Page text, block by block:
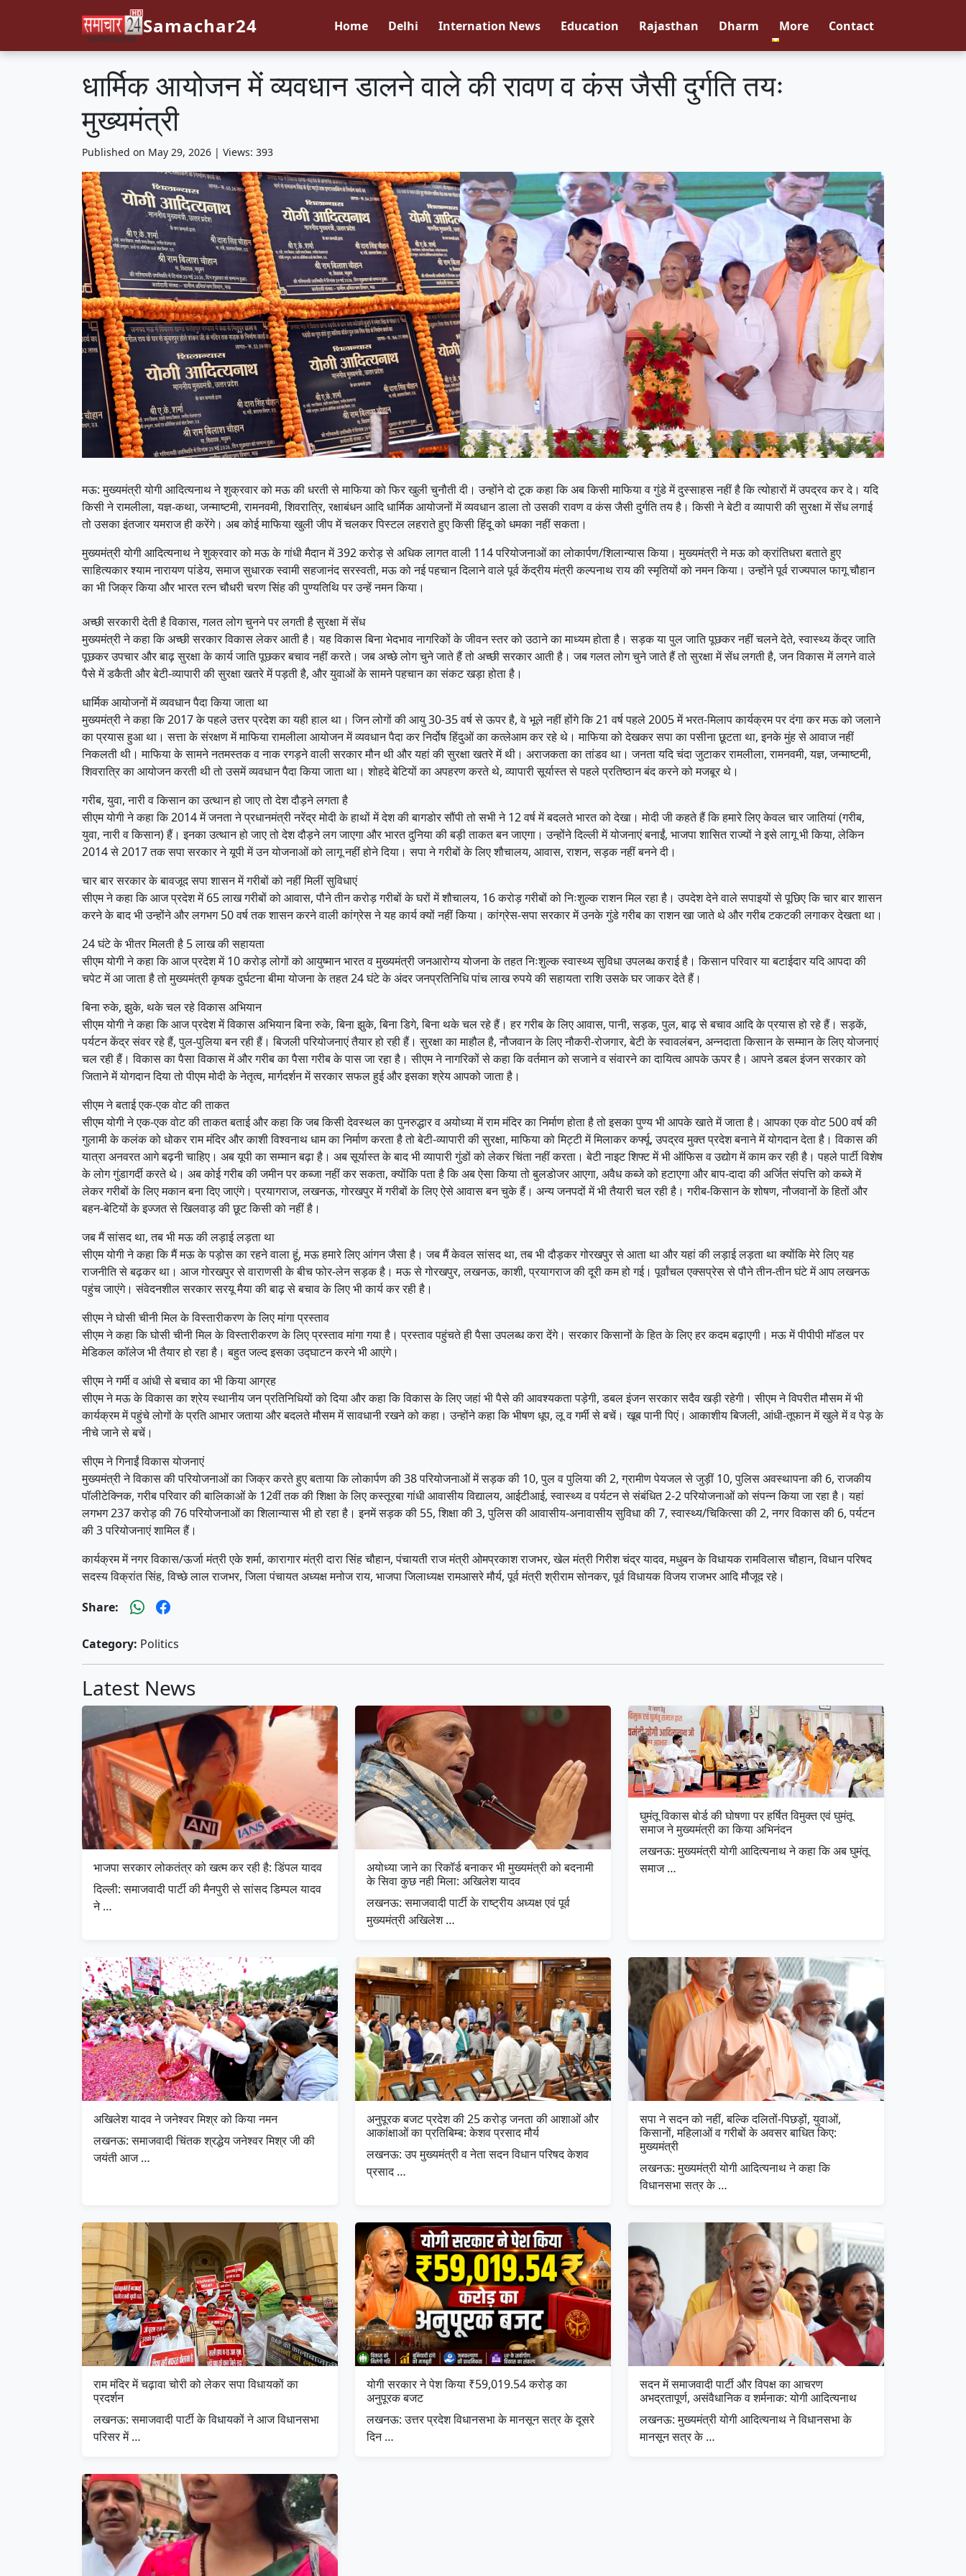
Samachar24 Home Delhi Internation News Education Rajasthan Dharm More Contact
धार्मिक आयोजन में व्यवधान डालने वाले की रावण व कंस जैसी दुर्गति तयः
मुख्यमंत्री
Published on May 29, 2026 | Views: 393
मऊ: मुख्यमंत्री योगी आदित्यनाथ ने शुक्रवार को मऊ की धरती से माफिया को फिर खुली चुनौती दी। उन्होंने दो टूक कहा कि अब किसी माफिया व गुंडे में दुस्साहस नहीं है कि त्योहारों में उपद्रव कर दे। यदि
किसी ने रामलीला, यज्ञ-कथा, जन्माष्टमी, रामनवमी, शिवरात्रि, रक्षाबंधन आदि धार्मिक आयोजनों में व्यवधान डाला तो उसकी रावण व कंस जैसी दुर्गति तय है। किसी ने बेटी व व्यापारी की सुरक्षा में सेंध लगाई
तो उसका इंतजार यमराज ही करेंगे। अब कोई माफिया खुली जीप में चलकर पिस्टल लहराते हुए किसी हिंदू को धमका नहीं सकता।
मुख्यमंत्री योगी आदित्यनाथ ने शुक्रवार को मऊ के गांधी मैदान में 392 करोड़ से अधिक लागत वाली 114 परियोजनाओं का लोकार्पण/शिलान्यास किया। मुख्यमंत्री ने मऊ को क्रांतिधरा बताते हुए
साहित्यकार श्याम नारायण पांडेय, समाज सुधारक स्वामी सहजानंद सरस्वती, मऊ को नई पहचान दिलाने वाले पूर्व केंद्रीय मंत्री कल्पनाथ राय की स्मृतियों को नमन किया। उन्होंने पूर्व राज्यपाल फागू चौहान
का भी जिक्र किया और भारत रत्न चौधरी चरण सिंह की पुण्यतिथि पर उन्हें नमन किया।
अच्छी सरकारी देती है विकास, गलत लोग चुनने पर लगती है सुरक्षा में सेंध
मुख्यमंत्री ने कहा कि अच्छी सरकार विकास लेकर आती है। यह विकास बिना भेदभाव नागरिकों के जीवन स्तर को उठाने का माध्यम होता है। सड़क या पुल जाति पूछकर नहीं चलने देते, स्वास्थ्य केंद्र जाति
पूछकर उपचार और बाढ़ सुरक्षा के कार्य जाति पूछकर बचाव नहीं करते। जब अच्छे लोग चुने जाते हैं तो अच्छी सरकार आती है। जब गलत लोग चुने जाते हैं तो सुरक्षा में सेंध लगती है, जन विकास में लगने वाले
पैसे में डकैती और बेटी-व्यापारी की सुरक्षा खतरे में पड़ती है, और युवाओं के सामने पहचान का संकट खड़ा होता है।
धार्मिक आयोजनों में व्यवधान पैदा किया जाता था
मुख्यमंत्री ने कहा कि 2017 के पहले उत्तर प्रदेश का यही हाल था। जिन लोगों की आयु 30-35 वर्ष से ऊपर है, वे भूले नहीं होंगे कि 21 वर्ष पहले 2005 में भरत-मिलाप कार्यक्रम पर दंगा कर मऊ को जलाने
का प्रयास हुआ था। सत्ता के संरक्षण में माफिया रामलीला आयोजन में व्यवधान पैदा कर निर्दोष हिंदुओं का कत्लेआम कर रहे थे। माफिया को देखकर सपा का पसीना छूटता था, इनके मुंह से आवाज नहीं
निकलती थी। माफिया के सामने नतमस्तक व नाक रगड़ने वाली सरकार मौन थी और यहां की सुरक्षा खतरे में थी। अराजकता का तांडव था। जनता यदि चंदा जुटाकर रामलीला, रामनवमी, यज्ञ, जन्माष्टमी,
शिवरात्रि का आयोजन करती थी तो उसमें व्यवधान पैदा किया जाता था। शोहदे बेटियों का अपहरण करते थे, व्यापारी सूर्यास्त से पहले प्रतिष्ठान बंद करने को मजबूर थे।
गरीब, युवा, नारी व किसान का उत्थान हो जाए तो देश दौड़ने लगता है
सीएम योगी ने कहा कि 2014 में जनता ने प्रधानमंत्री नरेंद्र मोदी के हाथों में देश की बागडोर सौंपी तो सभी ने 12 वर्ष में बदलते भारत को देखा। मोदी जी कहते हैं कि हमारे लिए केवल चार जातियां (गरीब,
युवा, नारी व किसान) हैं। इनका उत्थान हो जाए तो देश दौड़ने लग जाएगा और भारत दुनिया की बड़ी ताकत बन जाएगा। उन्होंने दिल्ली में योजनाएं बनाईं, भाजपा शासित राज्यों ने इसे लागू भी किया, लेकिन
2014 से 2017 तक सपा सरकार ने यूपी में उन योजनाओं को लागू नहीं होने दिया। सपा ने गरीबों के लिए शौचालय, आवास, राशन, सड़क नहीं बनने दी।
चार बार सरकार के बावजूद सपा शासन में गरीबों को नहीं मिलीं सुविधाएं
सीएम ने कहा कि आज प्रदेश में 65 लाख गरीबों को आवास, पौने तीन करोड़ गरीबों के घरों में शौचालय, 16 करोड़ गरीबों को निःशुल्क राशन मिल रहा है। उपदेश देने वाले सपाइयों से पूछिए कि चार बार शासन
करने के बाद भी उन्होंने और लगभग 50 वर्ष तक शासन करने वाली कांग्रेस ने यह कार्य क्यों नहीं किया। कांग्रेस-सपा सरकार में उनके गुंडे गरीब का राशन खा जाते थे और गरीब टकटकी लगाकर देखता था।
24 घंटे के भीतर मिलती है 5 लाख की सहायता
सीएम योगी ने कहा कि आज प्रदेश में 10 करोड़ लोगों को आयुष्मान भारत व मुख्यमंत्री जनआरोग्य योजना के तहत निःशुल्क स्वास्थ्य सुविधा उपलब्ध कराई है। किसान परिवार या बटाईदार यदि आपदा की
चपेट में आ जाता है तो मुख्यमंत्री कृषक दुर्घटना बीमा योजना के तहत 24 घंटे के अंदर जनप्रतिनिधि पांच लाख रुपये की सहायता राशि उसके घर जाकर देते हैं।
बिना रुके, झुके, थके चल रहे विकास अभियान
सीएम योगी ने कहा कि आज प्रदेश में विकास अभियान बिना रुके, बिना झुके, बिना डिगे, बिना थके चल रहे हैं। हर गरीब के लिए आवास, पानी, सड़क, पुल, बाढ़ से बचाव आदि के प्रयास हो रहे हैं। सड़कें,
पर्यटन केंद्र संवर रहे हैं, पुल-पुलिया बन रही हैं। बिजली परियोजनाएं तैयार हो रही हैं। सुरक्षा का माहौल है, नौजवान के लिए नौकरी-रोजगार, बेटी के स्वावलंबन, अन्नदाता किसान के सम्मान के लिए योजनाएं
चल रही हैं। विकास का पैसा विकास में और गरीब का पैसा गरीब के पास जा रहा है। सीएम ने नागरिकों से कहा कि वर्तमान को सजाने व संवारने का दायित्व आपके ऊपर है। आपने डबल इंजन सरकार को
जिताने में योगदान दिया तो पीएम मोदी के नेतृत्व, मार्गदर्शन में सरकार सफल हुई और इसका श्रेय आपको जाता है।
सीएम ने बताई एक-एक वोट की ताकत
सीएम योगी ने एक-एक वोट की ताकत बताई और कहा कि जब किसी देवस्थल का पुनरुद्धार व अयोध्या में राम मंदिर का निर्माण होता है तो इसका पुण्य भी आपके खाते में जाता है। आपका एक वोट 500 वर्ष की
गुलामी के कलंक को धोकर राम मंदिर और काशी विश्वनाथ धाम का निर्माण करता है तो बेटी-व्यापारी की सुरक्षा, माफिया को मिट्टी में मिलाकर कर्फ्यू, उपद्रव मुक्त प्रदेश बनाने में योगदान देता है। विकास की
यात्रा अनवरत आगे बढ़नी चाहिए। अब यूपी का सम्मान बढ़ा है। अब सूर्यास्त के बाद भी व्यापारी गुंडों को लेकर चिंता नहीं करता। बेटी नाइट शिफ्ट में भी ऑफिस व उद्योग में काम कर रही है। पहले पार्टी विशेष
के लोग गुंडागर्दी करते थे। अब कोई गरीब की जमीन पर कब्जा नहीं कर सकता, क्योंकि पता है कि अब ऐसा किया तो बुलडोजर आएगा, अवैध कब्जे को हटाएगा और बाप-दादा की अर्जित संपत्ति को कब्जे में
लेकर गरीबों के लिए मकान बना दिए जाएंगे। प्रयागराज, लखनऊ, गोरखपुर में गरीबों के लिए ऐसे आवास बन चुके हैं। अन्य जनपदों में भी तैयारी चल रही है। गरीब-किसान के शोषण, नौजवानों के हितों और
बहन-बेटियों के इज्जत से खिलवाड़ की छूट किसी को नहीं है।
जब मैं सांसद था, तब भी मऊ की लड़ाई लड़ता था
सीएम योगी ने कहा कि मैं मऊ के पड़ोस का रहने वाला हूं, मऊ हमारे लिए आंगन जैसा है। जब मैं केवल सांसद था, तब भी दौड़कर गोरखपुर से आता था और यहां की लड़ाई लड़ता था क्योंकि मेरे लिए यह
राजनीति से बढ़कर था। आज गोरखपुर से वाराणसी के बीच फोर-लेन सड़क है। मऊ से गोरखपुर, लखनऊ, काशी, प्रयागराज की दूरी कम हो गई। पूर्वांचल एक्सप्रेस से पौने तीन-तीन घंटे में आप लखनऊ
पहुंच जाएंगे। संवेदनशील सरकार सरयू मैया की बाढ़ से बचाव के लिए भी कार्य कर रही है।
सीएम ने घोसी चीनी मिल के विस्तारीकरण के लिए मांगा प्रस्ताव
सीएम ने कहा कि घोसी चीनी मिल के विस्तारीकरण के लिए प्रस्ताव मांगा गया है। प्रस्ताव पहुंचते ही पैसा उपलब्ध करा देंगे। सरकार किसानों के हित के लिए हर कदम बढ़ाएगी। मऊ में पीपीपी मॉडल पर
मेडिकल कॉलेज भी तैयार हो रहा है। बहुत जल्द इसका उद्घाटन करने भी आएंगे।
सीएम ने गर्मी व आंधी से बचाव का भी किया आग्रह
सीएम ने मऊ के विकास का श्रेय स्थानीय जन प्रतिनिधियों को दिया और कहा कि विकास के लिए जहां भी पैसे की आवश्यकता पड़ेगी, डबल इंजन सरकार सदैव खड़ी रहेगी। सीएम ने विपरीत मौसम में भी
कार्यक्रम में पहुंचे लोगों के प्रति आभार जताया और बदलते मौसम में सावधानी रखने को कहा। उन्होंने कहा कि भीषण धूप, लू व गर्मी से बचें। खूब पानी पिएं। आकाशीय बिजली, आंधी-तूफान में खुले में व पेड़ के
नीचे जाने से बचें।
सीएम ने गिनाईं विकास योजनाएं
मुख्यमंत्री ने विकास की परियोजनाओं का जिक्र करते हुए बताया कि लोकार्पण की 38 परियोजनाओं में सड़क की 10, पुल व पुलिया की 2, ग्रामीण पेयजल से जुड़ीं 10, पुलिस अवस्थापना की 6, राजकीय
पॉलीटेक्निक, गरीब परिवार की बालिकाओं के 12वीं तक की शिक्षा के लिए कस्तूरबा गांधी आवासीय विद्यालय, आईटीआई, स्वास्थ्य व पर्यटन से संबंधित 2-2 परियोजनाओं को संपन्न किया जा रहा है। यहां
लगभग 237 करोड़ की 76 परियोजनाओं का शिलान्यास भी हो रहा है। इनमें सड़क की 55, शिक्षा की 3, पुलिस की आवासीय-अनावासीय सुविधा की 7, स्वास्थ्य/चिकित्सा की 2, नगर विकास की 6, पर्यटन
की 3 परियोजनाएं शामिल हैं।
कार्यक्रम में नगर विकास/ऊर्जा मंत्री एके शर्मा, कारागार मंत्री दारा सिंह चौहान, पंचायती राज मंत्री ओमप्रकाश राजभर, खेल मंत्री गिरीश चंद्र यादव, मधुबन के विधायक रामविलास चौहान, विधान परिषद
सदस्य विक्रांत सिंह, विच्छे लाल राजभर, जिला पंचायत अध्यक्ष मनोज राय, भाजपा जिलाध्यक्ष रामआसरे मौर्य, पूर्व मंत्री श्रीराम सोनकर, पूर्व विधायक विजय राजभर आदि मौजूद रहे।
Share:
Category: Politics
Latest News
भाजपा सरकार लोकतंत्र को खत्म कर रही है: डिंपल यादव
दिल्ली: समाजवादी पार्टी की मैनपुरी से सांसद डिम्पल यादव
ने …
अयोध्या जाने का रिकॉर्ड बनाकर भी मुख्यमंत्री को बदनामी
के सिवा कुछ नही मिला: अखिलेश यादव
लखनऊ: समाजवादी पार्टी के राष्ट्रीय अध्यक्ष एवं पूर्व
मुख्यमंत्री अखिलेश …
घुमंतू विकास बोर्ड की घोषणा पर हर्षित विमुक्त एवं घुमंतू
समाज ने मुख्यमंत्री का किया अभिनंदन
लखनऊ: मुख्यमंत्री योगी आदित्यनाथ ने कहा कि अब घुमंतू
समाज …
अखिलेश यादव ने जनेश्वर मिश्र को किया नमन
लखनऊ: समाजवादी चिंतक श्रद्धेय जनेश्वर मिश्र जी की
जयंती आज …
अनुपूरक बजट प्रदेश की 25 करोड़ जनता की आशाओं और
आकांक्षाओं का प्रतिबिम्ब: केशव प्रसाद मौर्य
लखनऊ: उप मुख्यमंत्री व नेता सदन विधान परिषद केशव
प्रसाद …
सपा ने सदन को नहीं, बल्कि दलितों-पिछड़ों, युवाओं,
किसानों, महिलाओं व गरीबों के अवसर बाधित किए:
मुख्यमंत्री
लखनऊ: मुख्यमंत्री योगी आदित्यनाथ ने कहा कि
विधानसभा सत्र के …
राम मंदिर में चढ़ावा चोरी को लेकर सपा विधायकों का
प्रदर्शन
लखनऊ: समाजवादी पार्टी के विधायकों ने आज विधानसभा
परिसर में …
योगी सरकार ने पेश किया ₹59,019.54 करोड़ का
अनुपूरक बजट
लखनऊ: उत्तर प्रदेश विधानसभा के मानसून सत्र के दूसरे
दिन …
सदन में समाजवादी पार्टी और विपक्ष का आचरण
अभद्रतापूर्ण, असंवैधानिक व शर्मनाक: योगी आदित्यनाथ
लखनऊ: मुख्यमंत्री योगी आदित्यनाथ ने विधानसभा के
मानसून सत्र के …